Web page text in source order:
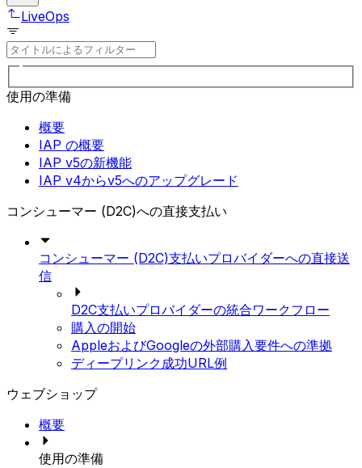
LiveOps
使用の準備
概要
IAP の概要
IAP v5の新機能
IAP v4からv5へのアップグレード
コンシューマー (D2C)への直接支払い
コンシューマー (D2C)支払いプロバイダーへの直接送
信
D2C支払いプロバイダーの統合ワークフロー
購入の開始
AppleおよびGoogleの外部購入要件への準拠
ディープリンク成功URL例
ウェブショップ
概要
使用の準備